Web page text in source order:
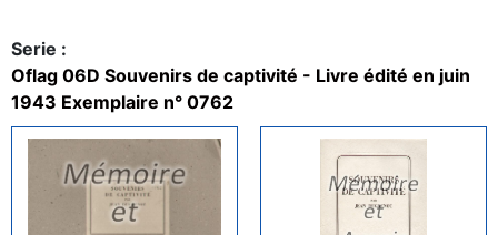
Serie :
Oflag 06D Souvenirs de captivité - Livre édité en juin
1943 Exemplaire n° 0762